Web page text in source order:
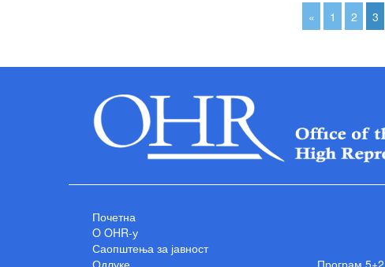
« 1 2 3
Почетна
O OHR-у
Саопштења за јавност
Одлуке
Програм 5+2